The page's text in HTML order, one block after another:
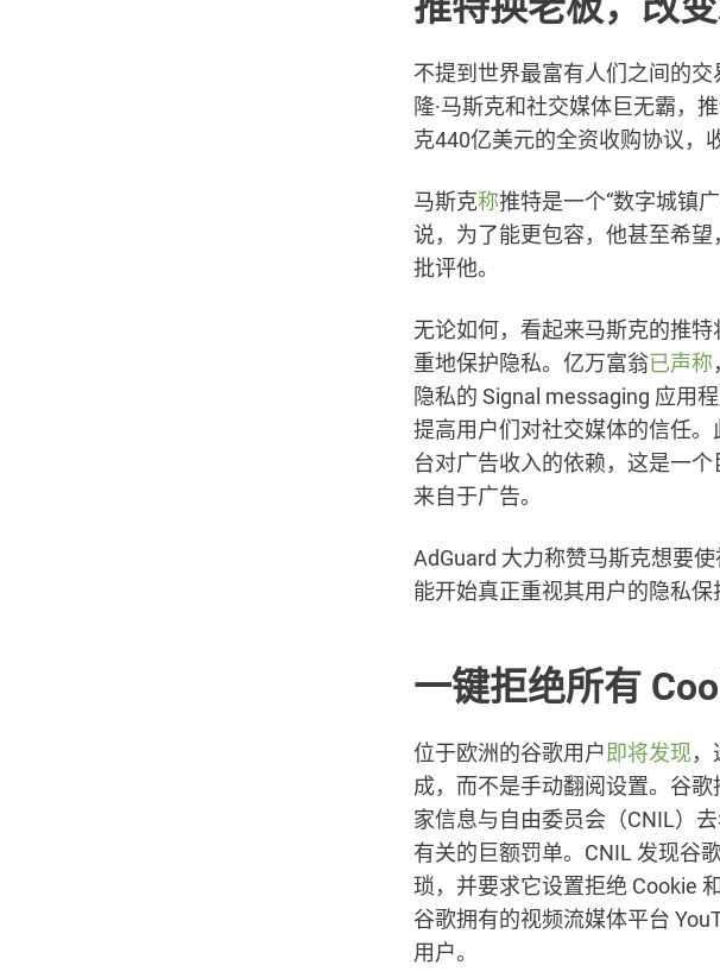
不提到世界最富有人们之间的
隆·马斯克和社交媒体巨无霸，
克440亿美元的全资收购协议，
马斯克称推特是一个“数字城镇
说，为了能更包容，他甚至希望
批评他。
无论如何，看起来马斯克的推
重地保护隐私。亿万富翁已声称
隐私的 Signal messaging 应用
提高用户们对社交媒体的信任。
台对广告收入的依赖，这是一
来自于广告。
AdGuard 大力称赞马斯克想要
能开始真正重视其用户的隐私保
一键拒绝所有
位于欧洲的谷歌用户 即将发现
成，而不是手动翻阅设置。谷
家信息与自由委员会（CNIL）
有关的巨额罚单。CNIL 发现谷
琐，并要求它设置拒绝 Cookie
谷歌拥有的视频流媒体平台
用户。